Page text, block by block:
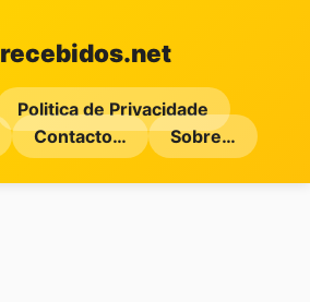
recebidos.net
Politica de Privacidade
Contacto… Sobre…